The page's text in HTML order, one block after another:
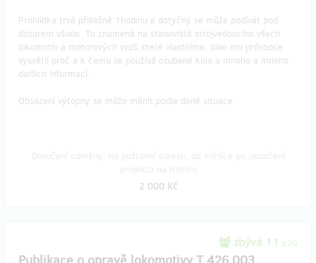
Prohlídka trvá přibližně 1hodinu a dotyčný se může podívát pod
dozorem všude. To znamená na stanoviště strojvedoucího všech
lokomotiv a motorových vozů které vlastníme, dále mu průvodce
vysvětlí proč a k čemu se používá ozubené kolo a mnoho a mnoho
dalších informací.
Obsazení výtopny se může měnit podle dané situace
2 000 Kč
zbývá 11 z 20